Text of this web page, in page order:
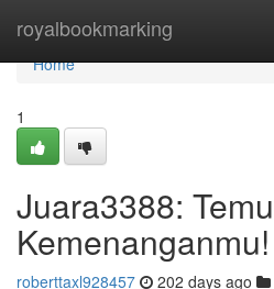
royalbookmarking
Home
Home
1
Juara3388:
Kemenanganmu!
roberttaxl928457 202 days ago